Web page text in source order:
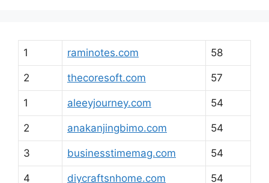
1 raminotes.com 58
2 thecoresoft.com 57
1 aleeyjourney.com 54
2 anakanjingbimo.com 54
3 businesstimemag.com 54
4 diycraftsnhome.com 54